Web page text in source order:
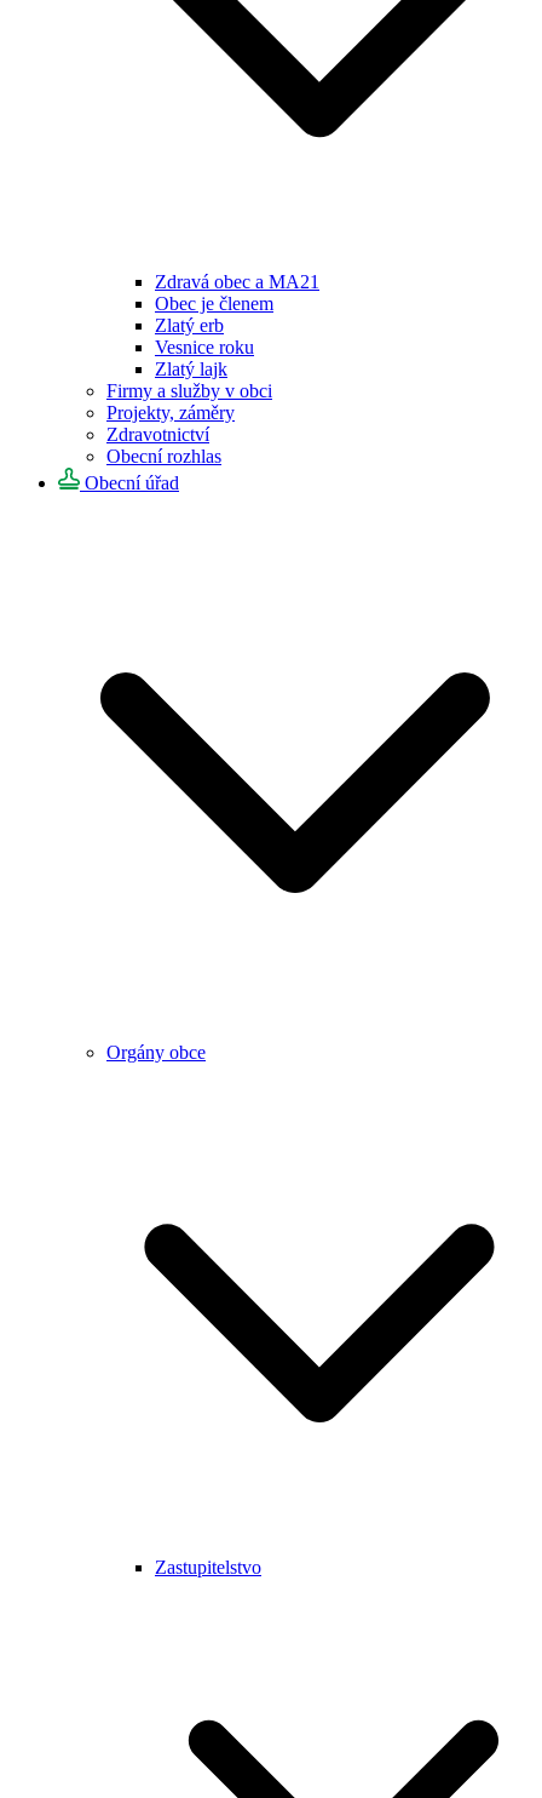
Zdravá obec a MA21
Obec je členem
Zlatý erb
Vesnice roku
Zlatý lajk
Firmy a služby v obci
Projekty, záměry
Zdravotnictví
Obecní rozhlas
Obecní úřad
Orgány obce
Zastupitelstvo